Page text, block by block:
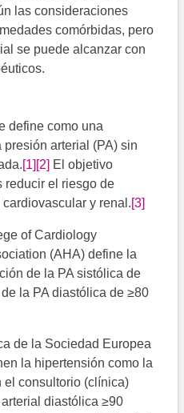
las consideraciones
comórbidas, pero
se puede alcanzar con
define como una
arterial (PA) sin
[1] [2] ​ El objetivo
reducir el riesgo de
y renal.[3]
of Cardiology
(AHA) define la
de la PA sistólica de
la PA diastólica de ≥80
de la Sociedad Europea
la hipertensión como la
el consultorio (clínica)
diastólica ≥90